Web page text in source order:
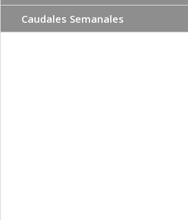
Caudales Semanales